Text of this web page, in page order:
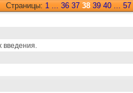
Страницы: 1 ... 36 37 38 39 40 ... 57
введения.